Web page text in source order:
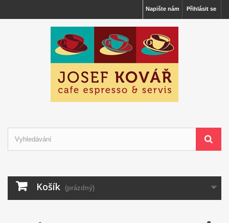
Přihlásit se
Napište nám
Košík (prázdný)